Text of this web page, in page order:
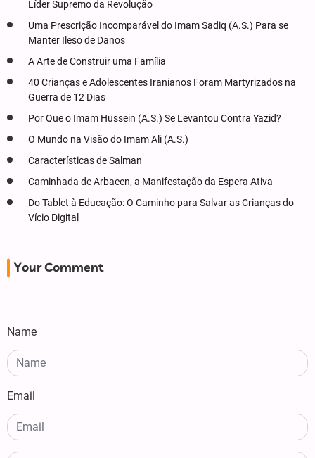
Líder Supremo da Revolução
Uma Prescrição Incomparável do Imam Sadiq (A.S.) Para se
Manter Ileso de Danos
A Arte de Construir uma Família
40 Crianças e Adolescentes Iranianos Foram Martyrizados na
Guerra de 12 Dias
Por Que o Imam Hussein (A.S.) Se Levantou Contra Yazid?
O Mundo na Visão do Imam Ali (A.S.)
Características de Salman
Caminhada de Arbaeen, a Manifestação da Espera Ativa
Do Tablet à Educação: O Caminho para Salvar as Crianças do
Vício Digital
Your Comment
Name
Email